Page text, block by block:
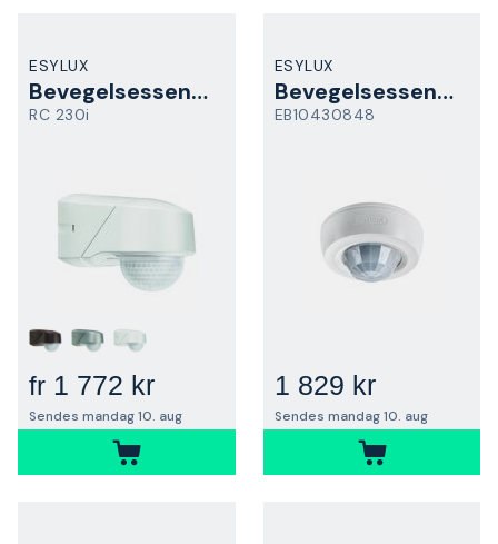
ESYLUX
Bevegelsessensor
RC 230i
fr 1 772 kr
Sendes mandag 10. aug
ESYLUX
Bevegelsessensor
EB10430848
1 829 kr
Sendes mandag 10. aug